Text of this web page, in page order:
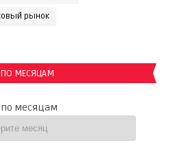
рынок
МЕСЯЦАМ
месяцам